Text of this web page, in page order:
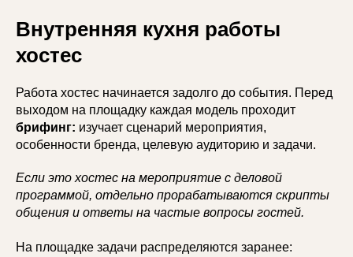
Внутренняя кухня работы
хостес
Работа хостес начинается задолго до события. Перед
выходом на площадку каждая модель проходит
брифинг: изучает сценарий мероприятия,
особенности бренда, целевую аудиторию и задачи.
Если это хостес на мероприятие с деловой
программой, отдельно прорабатываются скрипты
общения и ответы на частые вопросы гостей.
На площадке задачи распределяются заранее: